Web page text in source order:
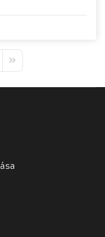
Page
Last Page